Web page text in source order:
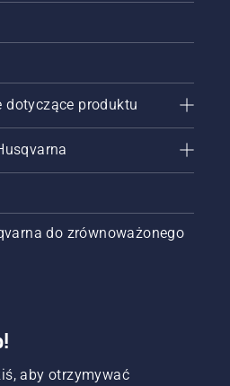
dotyczące produktu
do zrównoważonego
aby otrzymywać